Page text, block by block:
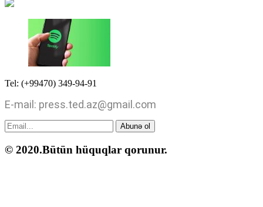
Tel: (+99470) 349-94-91
E-mail: press.ted.az@gmail.com
Abunə ol
© 2020.Bütün hüquqlar qorunur.